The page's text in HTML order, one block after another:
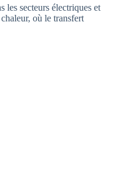
les secteurs électriques et
où le transfert